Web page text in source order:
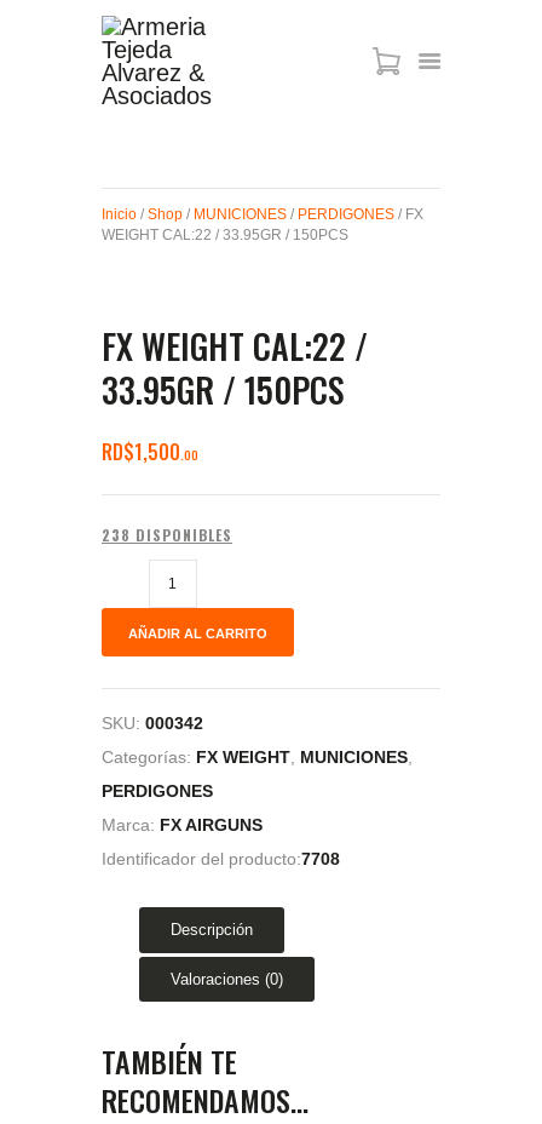
MIRAS
MUNICIONES
Inicio / Shop / MUNICIONES / PERDIGONES / FX
WEIGHT CAL:22 / 33.95GR / 150PCS
FX WEIGHT CAL:22 /
33.95GR / 150PCS
RD$1,500 00
238 DISPONIBLES
AÑADIR AL CARRITO
SKU: 000342
Categorías: FX WEIGHT, MUNICIONES,
PERDIGONES
Marca: FX AIRGUNS
Identificador del producto:7708
Descripción
Valoraciones (0)
TAMBIÉN TE
RECOMENDAMOS…